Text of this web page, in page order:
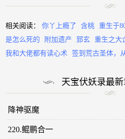
相关阅读：你丫上瘾了 含桃 重生于
是怎么死的
附加遗产 郅玄 重生之大
我和大佬都有读心术
签到荒古圣体，
天宝伏妖录最
降神驱魔
220.鲲鹏合一